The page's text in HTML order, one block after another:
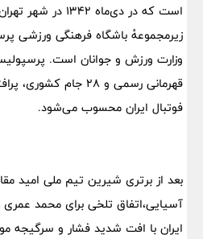
است که در دی‌ماه
زیرمجموعهٔ باشگاه فرهنگی ورزشی
قهرمانی رسمی و ۲۸ جام
فوتبال ایران محسوب می‌شود.
بعد از برتری شیرین تیم ملی امید
آسیایی،اتفاق تلخی برای محمد عمری
ایران با افت شدید فشار و